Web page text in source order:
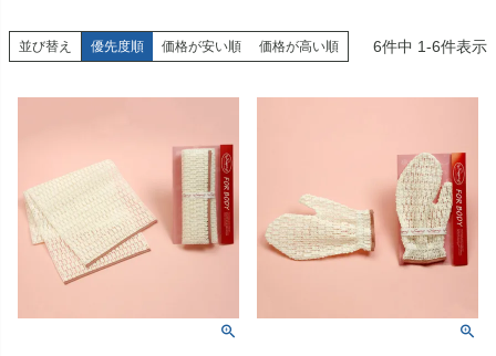
並び替え 優先度順 価格が安い順 価格が高い順 6件中 1-6件表示